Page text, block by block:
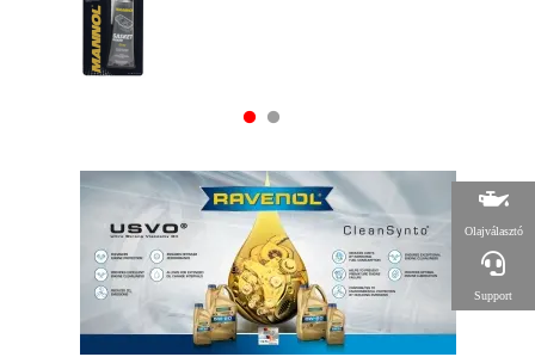
Olajválasztó
Support